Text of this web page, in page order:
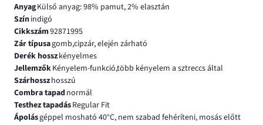
AnyagKülső anyag: 98% pamut, 2% elasztán
Színindigó
Cikkszám92871995
Zár típusagomb,cipzár, elején zárható
Derék hosszkényelmes
JellemzőkKényelem-funkció,több kényelem a sztreccs által
Szárhosszhosszú
Combra tapadnormál
Testhez tapadásRegular Fit
Ápolásgéppel mosható 40°C, nem szabad fehéríteni, mosás előtt